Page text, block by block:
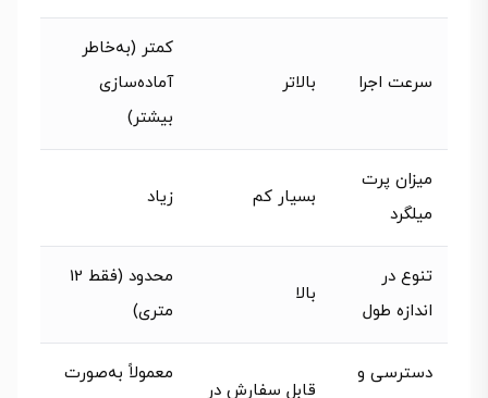
سرعت اجرا بالاتر
کمتر (به‌خاطر
آماده‌سازی
بیشتر)
میزان پرت
میلگرد
بسیار کم زیاد
تنوع در
اندازه طول‌
بالا
محدود (فقط 12
متری)
دسترسی و
قابل سفارش در
معمولاً به‌صورت